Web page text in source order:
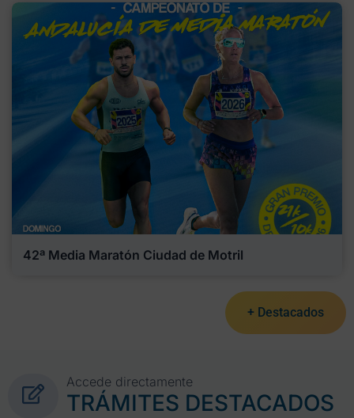
42ª Media Maratón Ciudad de Motril
+ Destacados
Accede directamente
TRÁMITES DESTACADOS